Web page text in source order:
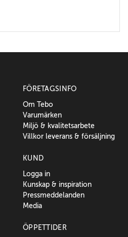
FÖRETAGSINFO
Om Tebo
Varumärken
Miljö & kvalitetsarbete
Villkor leverans & försäljning
KUND
Logga in
Kunskap & inspiration
Pressmeddelanden
Media
ÖPPETTIDER